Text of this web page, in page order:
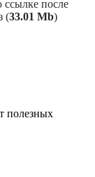
ссылке после
(33.01 Mb)
полезных